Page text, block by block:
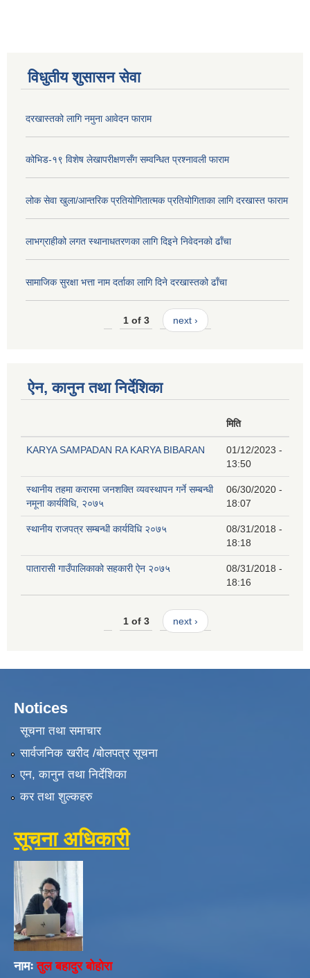
विधुतीय शुसासन सेवा
दरखास्तको लागि नमुना आवेदन फाराम
कोभिड-१९ विशेष लेखापरीक्षणसँग सम्वन्धित प्रश्नावली फाराम
लोक सेवा खुला/आन्तरिक प्रतियोगितात्मक प्रतियोगिताका लागि दरखास्त फाराम
लाभग्राहीको लगत स्थानाधतरणका लागि दिइने निवेदनको ढाँचा
सामाजिक सुरक्षा भत्ता नाम दर्ताका लागि दिने दरखास्तको ढाँचा
1 of 3 next ›
ऐन, कानुन तथा निर्देशिका
मिति
KARYA SAMPADAN RA KARYA BIBARAN
01/12/2023 -
13:50
स्थानीय तहमा करारमा जनशक्ति व्यवस्थापन गर्ने सम्बन्धी
नमूना कार्यविधि, २०७५
06/30/2020 -
18:07
स्थानीय राजपत्र सम्बन्धी कार्यविधि २०७५
08/31/2018 -
18:18
पातारासी गाउँपालिकाको सहकारी ऐन २०७५
08/31/2018 -
18:16
1 of 3 next ›
Notices
सूचना तथा समाचार
सार्वजनिक खरीद /बोलपत्र सूचना
एन, कानुन तथा निर्देशिका
कर तथा शुल्कहरु
सूचना अधिकारी
नामःतुल बहादुर बोहोरा